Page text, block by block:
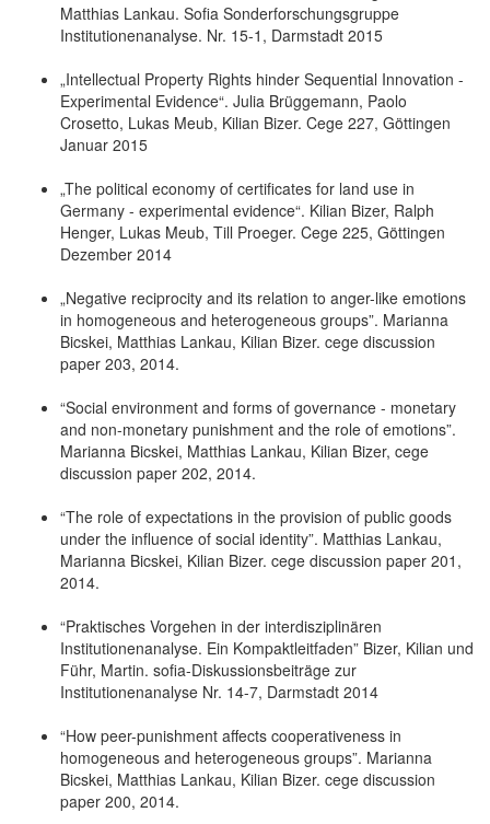
Matthias Lankau. Sofia Sonderforschungsgruppe
Institutionenanalyse. Nr. 15-1, Darmstadt 2015
„Intellectual Property Rights hinder Sequential Innovation -
Experimental Evidence“. Julia Brüggemann, Paolo
Crosetto, Lukas Meub, Kilian Bizer. Cege 227, Göttingen
Januar 2015
„The political economy of certificates for land use in
Germany - experimental evidence“. Kilian Bizer, Ralph
Henger, Lukas Meub, Till Proeger. Cege 225, Göttingen
Dezember 2014
„Negative reciprocity and its relation to anger-like emotions
in homogeneous and heterogeneous groups”. Marianna
Bicskei, Matthias Lankau, Kilian Bizer. cege discussion
paper 203, 2014.
“Social environment and forms of governance - monetary
and non-monetary punishment and the role of emotions”.
Marianna Bicskei, Matthias Lankau, Kilian Bizer, cege
discussion paper 202, 2014.
“The role of expectations in the provision of public goods
under the influence of social identity”. Matthias Lankau,
Marianna Bicskei, Kilian Bizer. cege discussion paper 201,
2014.
“Praktisches Vorgehen in der interdisziplinären
Institutionenanalyse. Ein Kompaktleitfaden” Bizer, Kilian und
Führ, Martin. sofia-Diskussionsbeiträge zur
Institutionenanalyse Nr. 14-7, Darmstadt 2014
“How peer-punishment affects cooperativeness in
homogeneous and heterogeneous groups”. Marianna
Bicskei, Matthias Lankau, Kilian Bizer. cege discussion
paper 200, 2014.